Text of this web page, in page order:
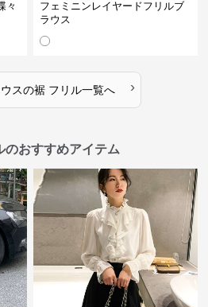
々
フェミニンレイヤードフリルブ
ラウス
スの裾 フリル一覧へ ›
のおすすめアイテム